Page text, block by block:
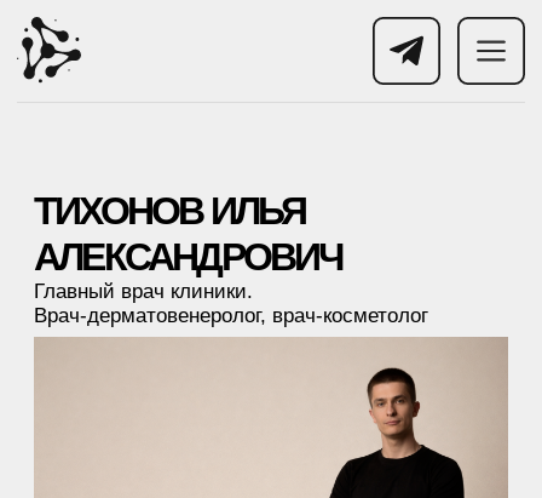
Главный врач клиники.
Врач-дерматовенеролог, врач-косметолог